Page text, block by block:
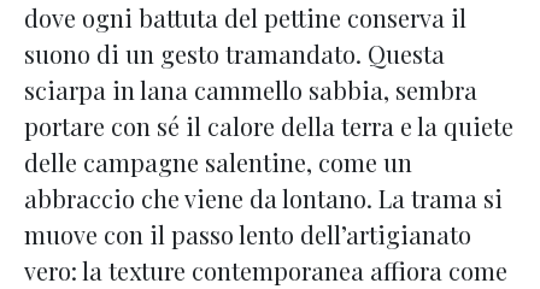
dove ogni battuta del pettine conserva il
suono di un gesto tramandato. Questa
sciarpa in lana cammello sabbia, sembra
portare con sé il calore della terra e la quiete
delle campagne salentine, come un
abbraccio che viene da lontano. La trama si
muove con il passo lento dell’artigianato
vero: la texture contemporanea affiora come